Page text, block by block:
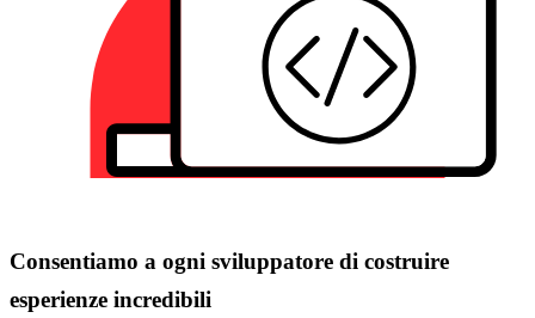
Consentiamo a ogni sviluppatore di costruire
esperienze incredibili